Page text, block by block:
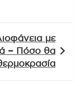
με
– Πόσο θα